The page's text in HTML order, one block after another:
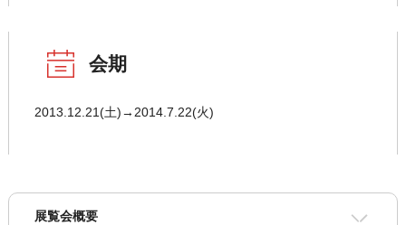
会期
2013.12.21(土)→2014.7.22(火)
展覧会概要